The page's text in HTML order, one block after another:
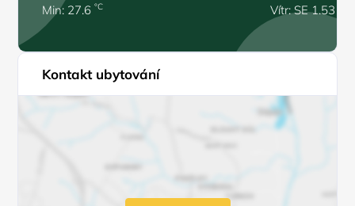
Min: 27.6°C
Vítr: SE 1.53 m/
Kontakt ubytování